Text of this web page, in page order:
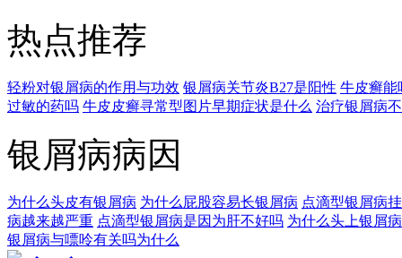
热点推荐
轻粉对银屑病的作用与功效 银屑病关节炎B27是阳性 牛皮癣能
过敏的药吗 牛皮皮癣寻常型图片早期症状是什么 治疗银屑病
银屑病病因
为什么头皮有银屑病 为什么屁股容易长银屑病 点滴型银屑病
病越来越严重 点滴型银屑病是因为肝不好吗 为什么头上银屑
银屑病与嘌呤有关吗为什么